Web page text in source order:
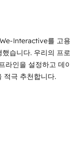
Interactive를 고
습니다. 우리의
인을 설정하고 데
적극 추천합니다.